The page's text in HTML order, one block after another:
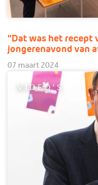
''Dat was het recept
jongerenavond van
07 maart 2024
VIDEO'S